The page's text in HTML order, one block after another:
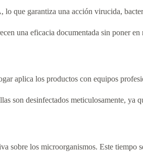
que garantiza una acción virucida,
una eficacia documentada sin poner
aplica los productos con equipos
son desinfectados meticulosamente, ya
los microorganismos. Este tiempo